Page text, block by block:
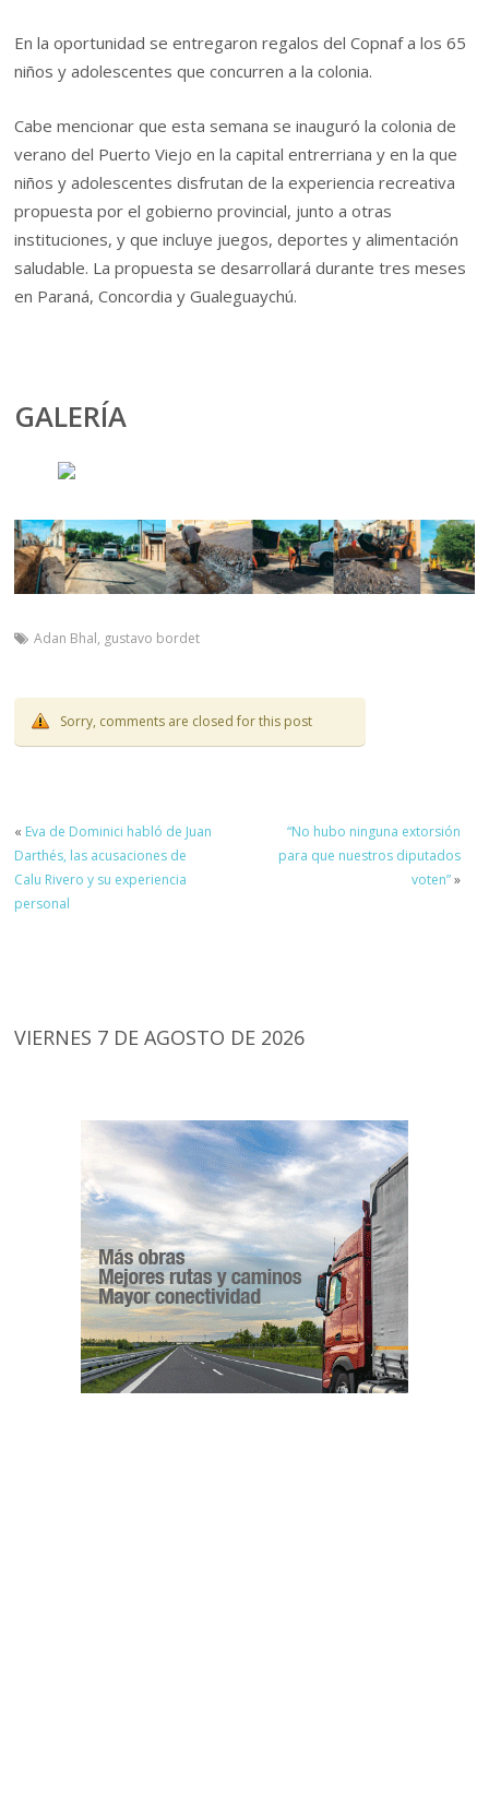
En la oportunidad se entregaron regalos del Copnaf a los 65
niños y adolescentes que concurren a la colonia.
Cabe mencionar que esta semana se inauguró la colonia de
verano del Puerto Viejo en la capital entrerriana y en la que
niños y adolescentes disfrutan de la experiencia recreativa
propuesta por el gobierno provincial, junto a otras
instituciones, y que incluye juegos, deportes y alimentación
saludable. La propuesta se desarrollará durante tres meses
en Paraná, Concordia y Gualeguaychú.
GALERÍA
Adan Bhal, gustavo bordet
Sorry, comments are closed for this post
« Eva de Dominici habló de Juan
Darthés, las acusaciones de
Calu Rivero y su experiencia
personal
“No hubo ninguna extorsión
para que nuestros diputados
voten”»
VIERNES 7 DE AGOSTO DE 2026